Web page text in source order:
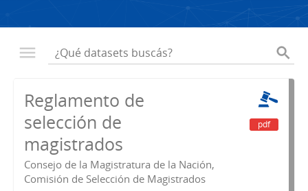
Reglamento de
selección de
magistrados
Consejo de la Magistratura de la Nación,
Comisión de Selección de Magistrados
pdf